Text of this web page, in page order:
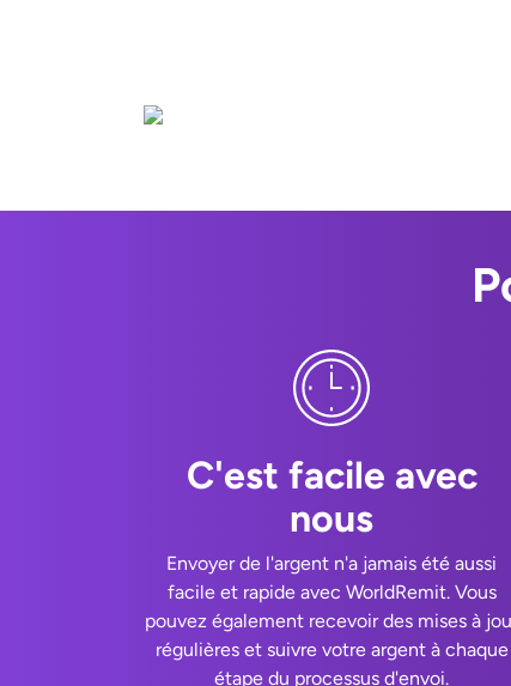
C'est facile avec
nous
Envoyer de l'argent n'a jamais été aussi
facile et rapide avec WorldRemit. Vous
pouvez également recevoir des mises à
régulières et suivre votre argent à chaque
étape du processus d'envoi.